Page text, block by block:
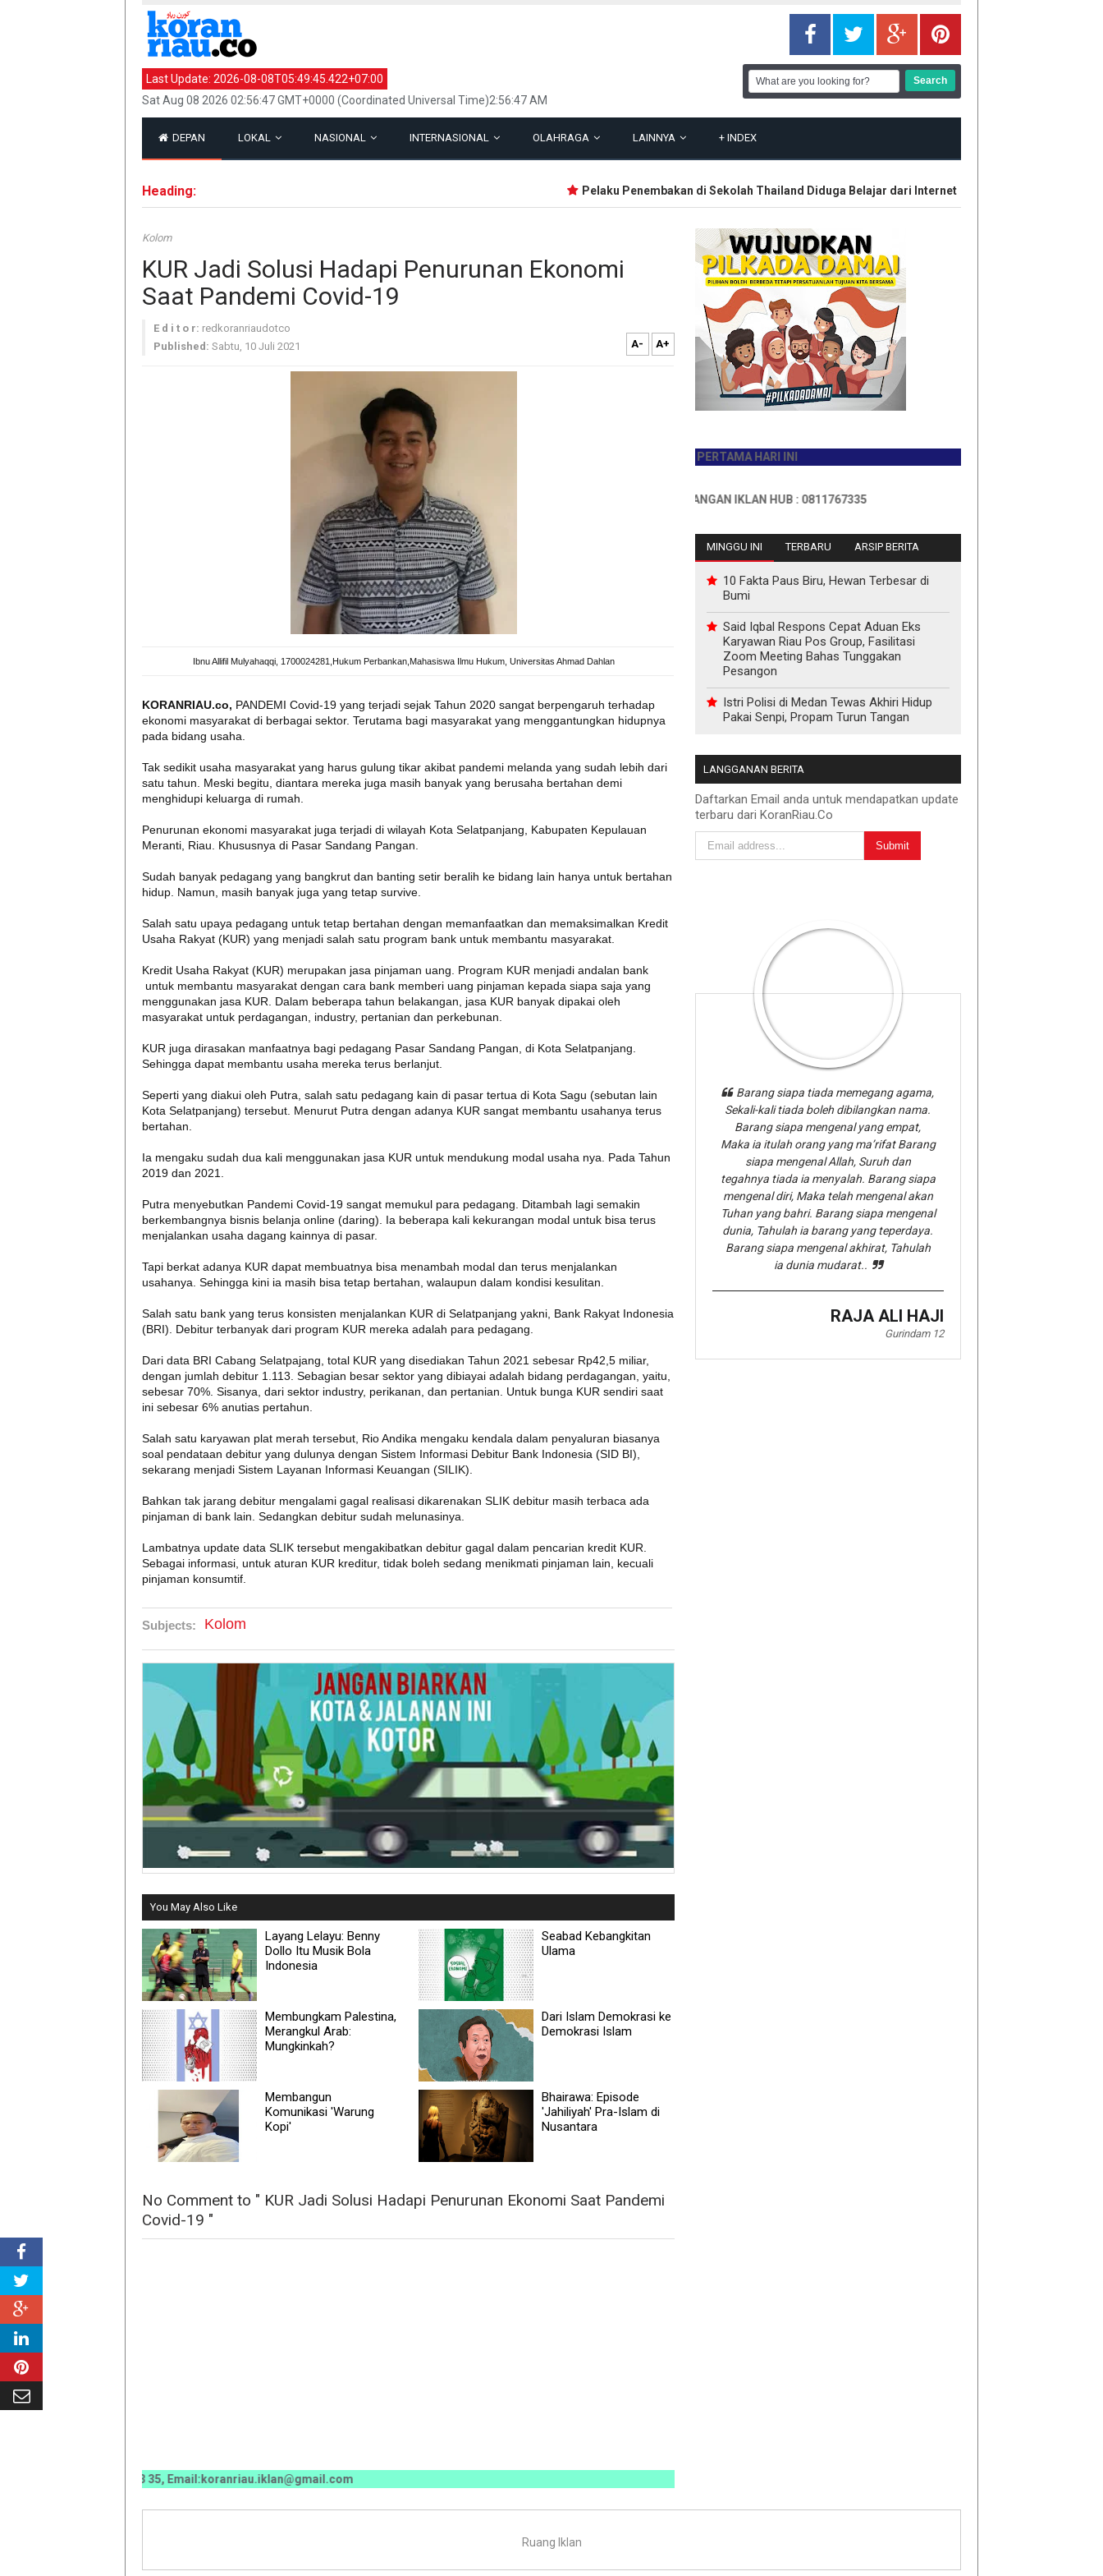
Last Update: 2026-08-08T05:49:45.422+07:00
Sat Aug 08 2026 02:56:47 GMT+0000 (Coordinated Universal Time)2:56:47 AM
DEPAN LOKAL NASIONAL INTERNASIONAL OLAHRAGA LAINNYA + INDEX
Heading: Pelaku Penembakan di Sekolah Thailand Diduga Belajar dari Internet
Kolom
KUR Jadi Solusi Hadapi Penurunan Ekonomi
Saat Pandemi Covid-19
E d i t o r: redkoranriaudotco
Published: Sabtu, 10 Juli 2021 A- A+
Ibnu Allifil Mulyahaqqi, 1700024281,Hukum Perbankan,Mahasiswa Ilmu Hukum, Universitas Ahmad Dahlan
KORANRIAU.co, PANDEMI Covid-19 yang terjadi sejak Tahun 2020 sangat berpengaruh terhadap
ekonomi masyarakat di berbagai sektor. Terutama bagi masyarakat yang menggantungkan hidupnya
pada bidang usaha.
Tak sedikit usaha masyarakat yang harus gulung tikar akibat pandemi melanda yang sudah lebih dari
satu tahun. Meski begitu, diantara mereka juga masih banyak yang berusaha bertahan demi
menghidupi keluarga di rumah.
Penurunan ekonomi masyarakat juga terjadi di wilayah Kota Selatpanjang, Kabupaten Kepulauan
Meranti, Riau. Khususnya di Pasar Sandang Pangan.
Sudah banyak pedagang yang bangkrut dan banting setir beralih ke bidang lain hanya untuk bertahan
hidup. Namun, masih banyak juga yang tetap survive.
Salah satu upaya pedagang untuk tetap bertahan dengan memanfaatkan dan memaksimalkan Kredit
Usaha Rakyat (KUR) yang menjadi salah satu program bank untuk membantu masyarakat.
Kredit Usaha Rakyat (KUR) merupakan jasa pinjaman uang. Program KUR menjadi andalan bank
untuk membantu masyarakat dengan cara bank memberi uang pinjaman kepada siapa saja yang
menggunakan jasa KUR. Dalam beberapa tahun belakangan, jasa KUR banyak dipakai oleh
masyarakat untuk perdagangan, industry, pertanian dan perkebunan.
KUR juga dirasakan manfaatnya bagi pedagang Pasar Sandang Pangan, di Kota Selatpanjang.
Sehingga dapat membantu usaha mereka terus berlanjut.
Seperti yang diakui oleh Putra, salah satu pedagang kain di pasar tertua di Kota Sagu (sebutan lain
Kota Selatpanjang) tersebut. Menurut Putra dengan adanya KUR sangat membantu usahanya terus
bertahan.
Ia mengaku sudah dua kali menggunakan jasa KUR untuk mendukung modal usaha nya. Pada Tahun
2019 dan 2021.
Putra menyebutkan Pandemi Covid-19 sangat memukul para pedagang. Ditambah lagi semakin
berkembangnya bisnis belanja online (daring). Ia beberapa kali kekurangan modal untuk bisa terus
menjalankan usaha dagang kainnya di pasar.
Tapi berkat adanya KUR dapat membuatnya bisa menambah modal dan terus menjalankan
usahanya. Sehingga kini ia masih bisa tetap bertahan, walaupun dalam kondisi kesulitan.
Salah satu bank yang terus konsisten menjalankan KUR di Selatpanjang yakni, Bank Rakyat Indonesia
(BRI). Debitur terbanyak dari program KUR mereka adalah para pedagang.
Dari data BRI Cabang Selatpajang, total KUR yang disediakan Tahun 2021 sebesar Rp42,5 miliar,
dengan jumlah debitur 1.113. Sebagian besar sektor yang dibiayai adalah bidang perdagangan, yaitu,
sebesar 70%. Sisanya, dari sektor industry, perikanan, dan pertanian. Untuk bunga KUR sendiri saat
ini sebesar 6% anutias pertahun.
Salah satu karyawan plat merah tersebut, Rio Andika mengaku kendala dalam penyaluran biasanya
soal pendataan debitur yang dulunya dengan Sistem Informasi Debitur Bank Indonesia (SID BI),
sekarang menjadi Sistem Layanan Informasi Keuangan (SILIK).
Bahkan tak jarang debitur mengalami gagal realisasi dikarenakan SLIK debitur masih terbaca ada
pinjaman di bank lain. Sedangkan debitur sudah melunasinya.
Lambatnya update data SLIK tersebut mengakibatkan debitur gagal dalam pencarian kredit KUR.
Sebagai informasi, untuk aturan KUR kreditur, tidak boleh sedang menikmati pinjaman lain, kecuali
pinjaman konsumtif.
Subjects: Kolom
You May Also Like
Layang Lelayu: Benny
Dollo Itu Musik Bola
Indonesia
Seabad Kebangkitan
Ulama
Membungkam Palestina,
Merangkul Arab:
Mungkinkah?
Dari Islam Demokrasi ke
Demokrasi Islam
Membangun
Komunikasi 'Warung
Kopi'
Bhairawa: Episode
'Jahiliyah' Pra-Islam di
Nusantara
No Comment to " KUR Jadi Solusi Hadapi Penurunan Ekonomi Saat Pandemi
Covid-19 "
0070 / 0811 7673 35, Email:koranriau.iklan@gmail.com
JADILAH PEMBACA PERTAMA HARI INI
INFO PEMASANGAN IKLAN HUB : 0811767335
MINGGU INI TERBARU ARSIP BERITA
10 Fakta Paus Biru, Hewan Terbesar di
Bumi
Said Iqbal Respons Cepat Aduan Eks
Karyawan Riau Pos Group, Fasilitasi
Zoom Meeting Bahas Tunggakan
Pesangon
Istri Polisi di Medan Tewas Akhiri Hidup
Pakai Senpi, Propam Turun Tangan
LANGGANAN BERITA
Daftarkan Email anda untuk mendapatkan update
terbaru dari KoranRiau.Co
Barang siapa tiada memegang agama,
Sekali-kali tiada boleh dibilangkan nama.
Barang siapa mengenal yang empat,
Maka ia itulah orang yang ma’rifat Barang
siapa mengenal Allah, Suruh dan
tegahnya tiada ia menyalah. Barang siapa
mengenal diri, Maka telah mengenal akan
Tuhan yang bahri. Barang siapa mengenal
dunia, Tahulah ia barang yang teperdaya.
Barang siapa mengenal akhirat, Tahulah
ia dunia mudarat..
RAJA ALI HAJI
Gurindam 12
Ruang Iklan